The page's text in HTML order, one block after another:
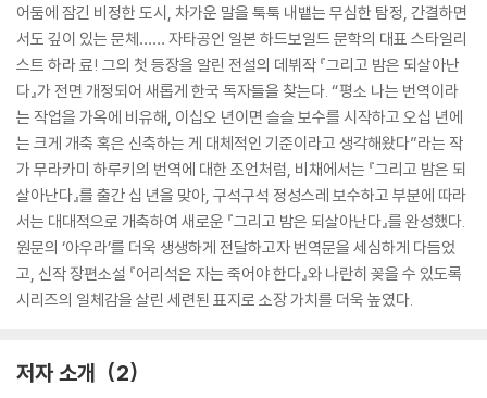
어둠에 잠긴 비정한 도시, 차가운 말을 툭툭 내뱉는 무심한 탐정, 간결하면
서도 깊이 있는 문체…… 자타공인 일본 하드보일드 문학의 대표 스타일리
스트 하라 료! 그의 첫 등장을 알린 전설의 데뷔작 『그리고 밤은 되살아난
다』가 전면 개정되어 새롭게 한국 독자들을 찾는다. “평소 나는 번역이라
는 작업을 가옥에 비유해, 이십오 년이면 슬슬 보수를 시작하고 오십 년에
는 크게 개축 혹은 신축하는 게 대체적인 기준이라고 생각해왔다”라는 작
가 무라카미 하루키의 번역에 대한 조언처럼, 비채에서는 『그리고 밤은 되
살아난다』를 출간 십 년을 맞아, 구석구석 정성스레 보수하고 부분에 따라
서는 대대적으로 개축하여 새로운 『그리고 밤은 되살아난다』를 완성했다.
원문의 ‘아우라’를 더욱 생생하게 전달하고자 번역문을 세심하게 다듬었
고, 신작 장편소설 『어리석은 자는 죽어야 한다』와 나란히 꽂을 수 있도록
시리즈의 일체감을 살린 세련된 표지로 소장 가치를 더욱 높였다.
저자 소개 2